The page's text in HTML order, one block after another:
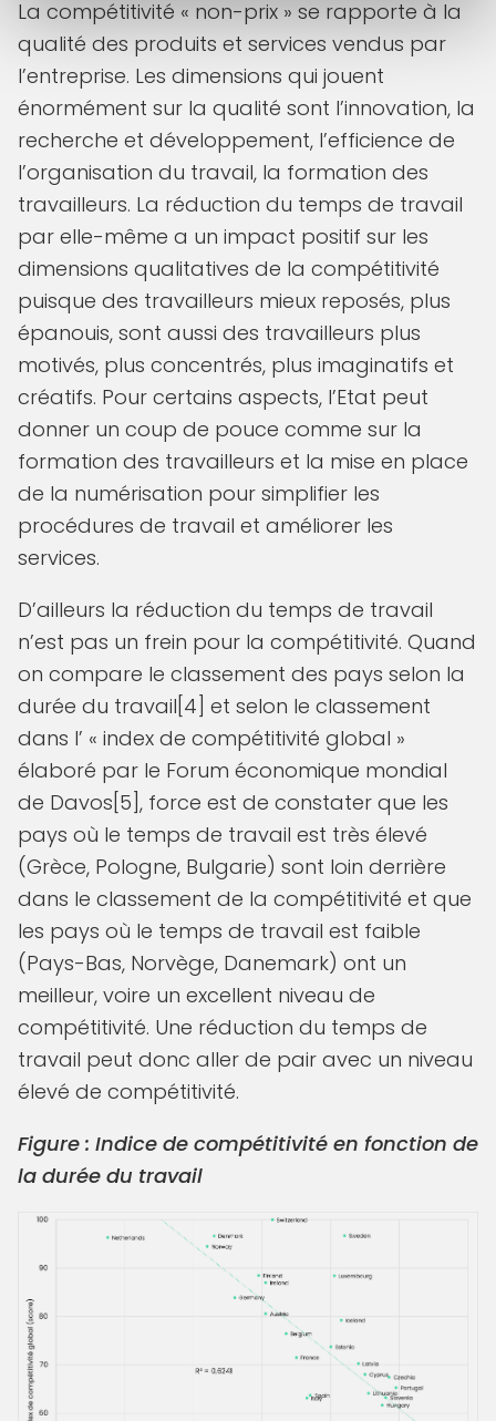
La compétitivité « non-prix » se rapporte à la
qualité des produits et services vendus par
l’entreprise. Les dimensions qui jouent
énormément sur la qualité sont l’innovation, la
recherche et développement, l’efficience de
l’organisation du travail, la formation des
travailleurs. La réduction du temps de travail
par elle-même a un impact positif sur les
dimensions qualitatives de la compétitivité
puisque des travailleurs mieux reposés, plus
épanouis, sont aussi des travailleurs plus
motivés, plus concentrés, plus imaginatifs et
créatifs. Pour certains aspects, l’Etat peut
donner un coup de pouce comme sur la
formation des travailleurs et la mise en place
de la numérisation pour simplifier les
procédures de travail et améliorer les
services.
D’ailleurs la réduction du temps de travail
n’est pas un frein pour la compétitivité. Quand
on compare le classement des pays selon la
durée du travail[4] et selon le classement
dans l’ « index de compétitivité global »
élaboré par le Forum économique mondial
de Davos[5], force est de constater que les
pays où le temps de travail est très élevé
(Grèce, Pologne, Bulgarie) sont loin derrière
dans le classement de la compétitivité et que
les pays où le temps de travail est faible
(Pays-Bas, Norvège, Danemark) ont un
meilleur, voire un excellent niveau de
compétitivité. Une réduction du temps de
travail peut donc aller de pair avec un niveau
élevé de compétitivité.
Figure : Indice de compétitivité en fonction de
la durée du travail